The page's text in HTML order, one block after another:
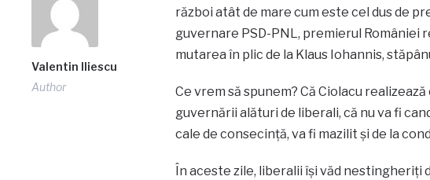
Valentin Iliescu
Author
război atât de mare cum este cel dus de
guvernare PSD-PNL, premierul României
mutarea în plic de la Klaus Iohannis,
Ce vrem să spunem? Că Ciolacu
guvernării alături de liberali, că nu va fi
cale de consecință, va fi mazilit și de la
În aceste zile, liberalii își văd